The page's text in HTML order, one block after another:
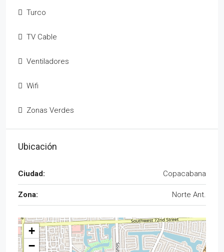
Turco
TV Cable
Ventiladores
Wifi
Zonas Verdes
Ubicación
Ciudad: Copacabana
Zona: Norte Ant.
+
−